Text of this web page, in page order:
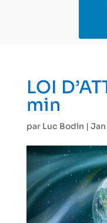
LOI
min
par Luc Bodin |